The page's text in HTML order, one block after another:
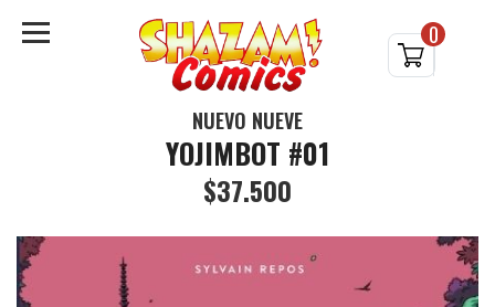
0
NUEVO NUEVE
YOJIMBOT #01
$37.500